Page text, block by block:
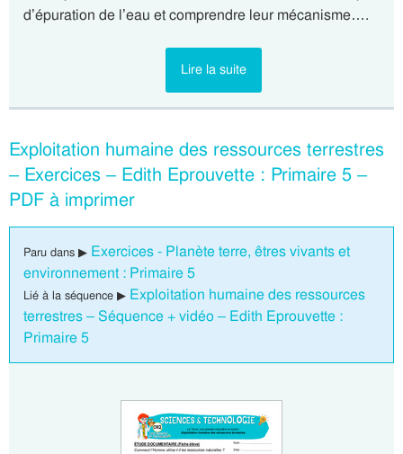
d’épuration de l’eau et comprendre leur mécanisme….
Lire la suite
Exploitation humaine des ressources terrestres
– Exercices – Edith Eprouvette : Primaire 5 –
PDF à imprimer
Paru dans ▶ Exercices - Planète terre, êtres vivants et
environnement : Primaire 5
Lié à la séquence ▶ Exploitation humaine des ressources
terrestres – Séquence + vidéo – Edith Eprouvette :
Primaire 5